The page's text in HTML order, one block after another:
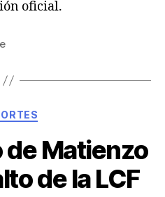
oficial.
de Matienzo
de la LCF